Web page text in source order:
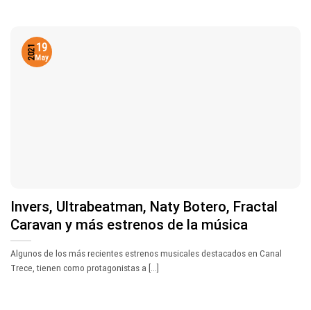
Invers, Ultrabeatman, Naty Botero, Fractal
Caravan y más estrenos de la música
Algunos de los más recientes estrenos musicales destacados en Canal
Trece, tienen como protagonistas a [...]
19
May
2021